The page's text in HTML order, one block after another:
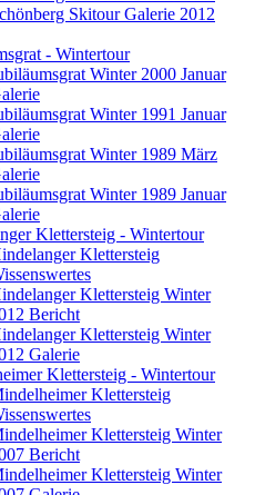
Skitour Galerie 2012
- Wintertour
Winter 2000 Januar
Winter 1991 Januar
Winter 1989 März
Winter 1989 Januar
Klettersteig - Wintertour
Klettersteig
Klettersteig Winter
Bericht
Klettersteig Winter
Galerie
Klettersteig - Wintertour
Klettersteig
Klettersteig Winter
Bericht
Klettersteig Winter